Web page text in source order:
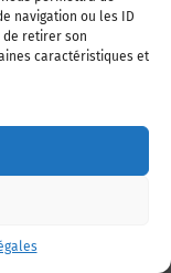
navigation ou les ID
de retirer son
caractéristiques et
nautiques
mécaniques